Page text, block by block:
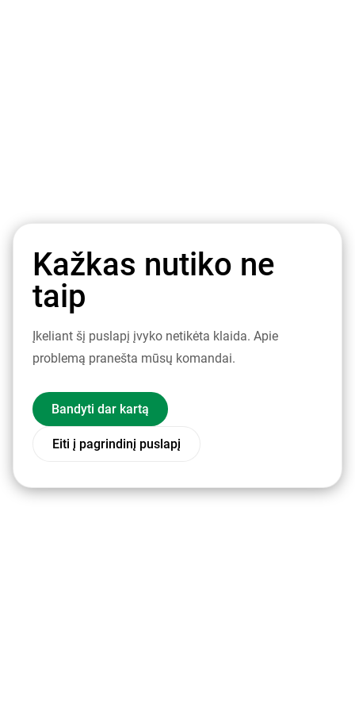
Kažkas nutiko ne
taip
Įkeliant šį puslapį įvyko netikėta klaida. Apie
problemą pranešta mūsų komandai.
Bandyti dar kartą
Eiti į pagrindinį puslapį